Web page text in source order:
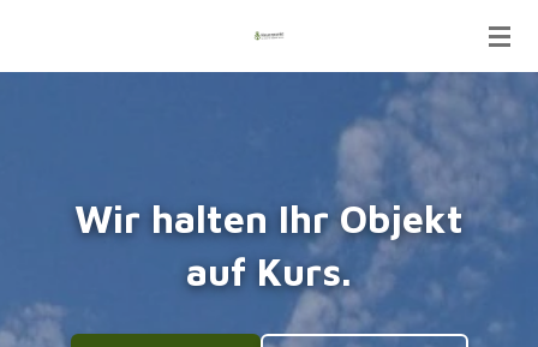
Wir halten Ihr Objekt
auf Kurs.